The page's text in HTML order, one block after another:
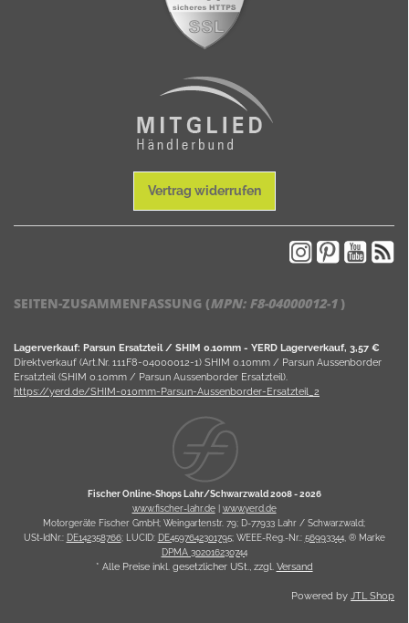
Vertrag widerrufen
SEITEN-ZUSAMMENFASSUNG (MPN: F8-04000012-1)
Lagerverkauf: Parsun Ersatzteil / SHIM 0.10mm - YERD Lagerverkauf, 3,57 €
Direktverkauf (Art.Nr. 111F8-04000012-1) SHIM 0.10mm / Parsun Aussenborder
Ersatzteil (SHIM 0.10mm / Parsun Aussenborder Ersatzteil).
https://yerd.de/SHIM-010mm-Parsun-Aussenborder-Ersatzteil_2
Fischer Online-Shops Lahr/Schwarzwald 2008 -2026
www.fischer-lahr.de| www.yerd.de
Motorgeräte Fischer GmbH; Weingartenstr. 79; D-77933 Lahr / Schwarzwald;
USt-IdNr.: DE142358766; LUCID: DE4597642301795; WEEE-Reg.-Nr.: 56993344, ® Marke
DPMA 302016230744
* Alle Preise inkl. gesetzlicher USt., zzgl. Versand
Powered byJTL Shop